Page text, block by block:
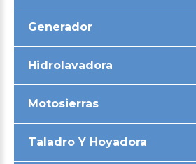
Generador
Hidrolavadora
Motosierras
Taladro Y Hoyadora